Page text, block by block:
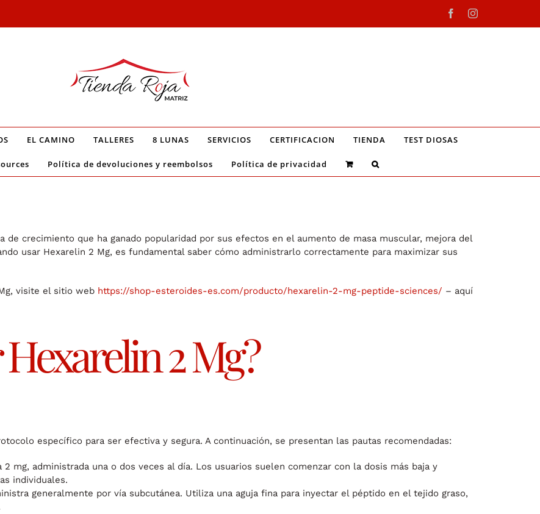
FacebookInstagram
EL CAMINO TALLERES 8 LUNAS SERVICIOS CERTIFICACION TIENDA TEST DIOSAS
Política de devoluciones y reembolsos Política de privacidad
de crecimiento que ha ganado popularidad por sus efectos en el aumento de masa muscular, mejora del
usar Hexarelin 2 Mg, es fundamental saber cómo administrarlo correctamente para maximizar sus
visite el sitio web https://shop-esteroides-es.com/producto/hexarelin-2-mg-peptide-sciences/ – aquí
2 Mg?
específico para ser efectiva y segura. A continuación, se presentan las pautas recomendadas:
mg, administrada una o dos veces al día. Los usuarios suelen comenzar con la dosis más baja y
individuales.
generalmente por vía subcutánea. Utiliza una aguja fina para inyectar el péptido en el tejido graso,